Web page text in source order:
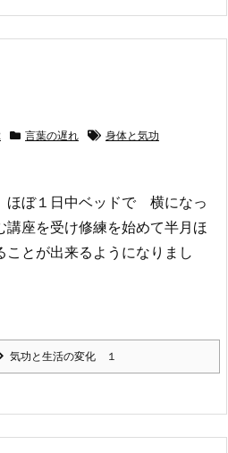
言葉の遅れ 身体と気功
ほぼ１日中ベッドで 横になっ
座を受け修練を始めて半月ほ
ことが出来るようになりまし
気功と生活の変化 １